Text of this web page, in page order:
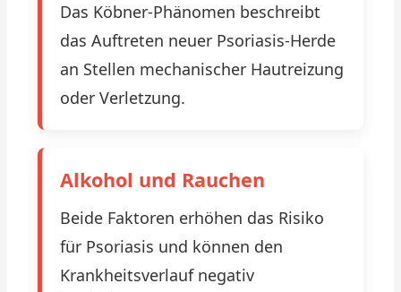
Das Köbner-Phänomen beschreibt
das Auftreten neuer Psoriasis-Herde
an Stellen mechanischer Hautreizung
oder Verletzung.
Alkohol und Rauchen
Beide Faktoren erhöhen das Risiko
für Psoriasis und können den
Krankheitsverlauf negativ